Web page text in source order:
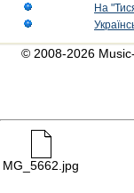
На
© 2008-2026 Music-
MG_5662.jpg